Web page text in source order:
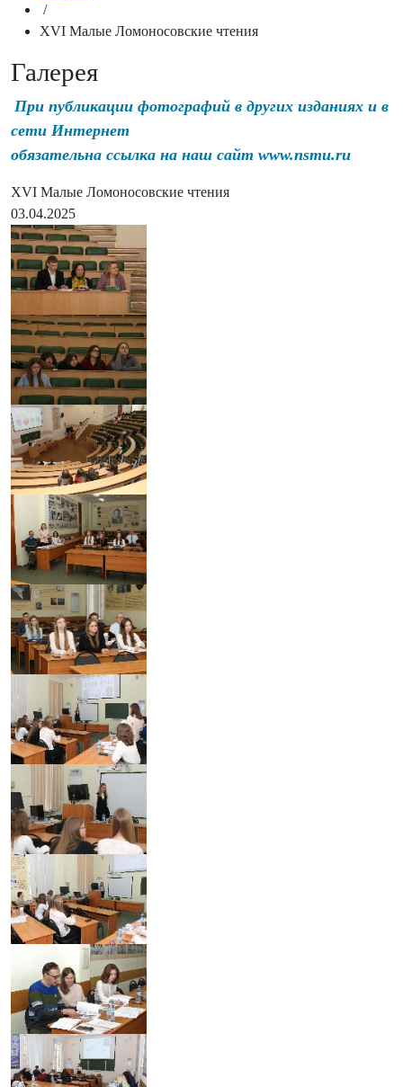
/
XVI Малые Ломоносовские чтения
Галерея
При публикации фотографий в других изданиях и в
сети Интернет
обязательна ссылка на наш сайт www.nsmu.ru
XVI Малые Ломоносовские чтения
03.04.2025